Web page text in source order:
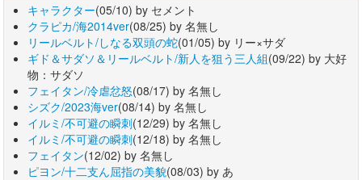
キャラクター(05/10) by セメント
クラピカ/海2014ver(08/25) by 名無し
リールベルト/しなる双頭の蛇(01/05) by リー×サダ
ギド＆サダソ＆リールベルト/新人を狙う三人組(09/22) by 大好
物：サダソ
フェイタン/冷虐忿怒(08/17) by 名無し
シズク/2023海ver(08/14) by 名無し
イルミ/不可避の瞬刺(12/29) by 名無し
イルミ/不可避の瞬刺(12/18) by 名無し
フェイタン(12/02) by 名無し
ピヨン/十二支ん屈指の美貌(08/03) by あ